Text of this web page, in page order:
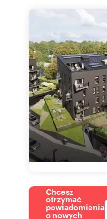
Chcesz
otrzymać
powiadomienia
o nowych